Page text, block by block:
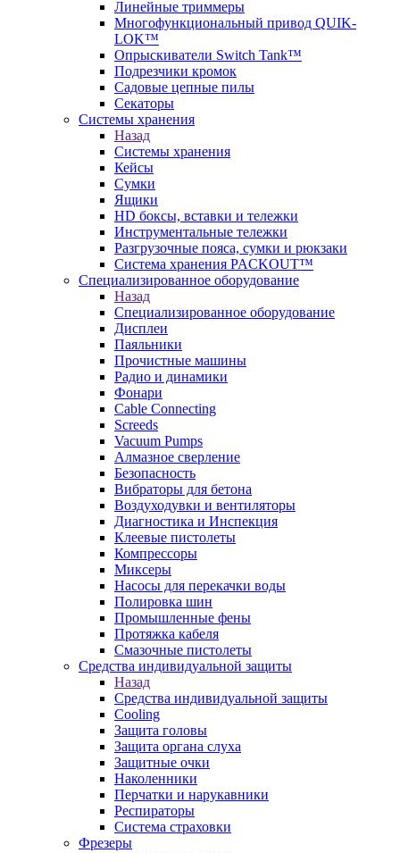
Линейные триммеры
Многофункциональный привод QUIK-
LOK™
Опрыскиватели Switch Tank™
Подрезчики кромок
Садовые цепные пилы
Секаторы
Системы хранения
Назад
Системы хранения
Кейсы
Сумки
Ящики
HD боксы, вставки и тележки
Инструментальные тележки
Разгрузочные пояса, сумки и рюкзаки
Система хранения PACKOUT™
Специализированное оборудование
Назад
Специализированное оборудование
Дисплеи
Паяльники
Прочистные машины
Радио и динамики
Фонари
Cable Connecting
Screeds
Vacuum Pumps
Алмазное сверление
Безопасность
Вибраторы для бетона
Воздуходувки и вентиляторы
Диагностика и Инспекция
Клеевые пистолеты
Компрессоры
Миксеры
Насосы для перекачки воды
Полировка шин
Промышленные фены
Протяжка кабеля
Смазочные пистолеты
Средства индивидуальной защиты
Назад
Средства индивидуальной защиты
Cooling
Защита головы
Защита органа слуха
Защитные очки
Наколенники
Перчатки и нарукавники
Респираторы
Система страховки
Фрезеры